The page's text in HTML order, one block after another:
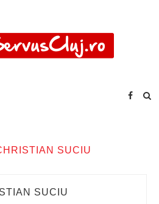
SUCIU
SUCIU